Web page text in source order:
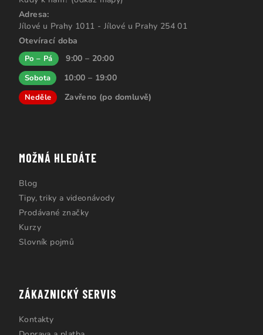
Adresa:
Jílové u Prahy 1011 - Jílové u Prahy 254 01
Otevírací doba
Po – Pá 9:00 – 20:00
Sobota 10:00 – 19:00
Neděle Zavřeno (po domluvě)
MOŽNÁ HLEDÁTE
Blog
Tipy, triky a videonávody
Prodávané značky
Kurzy
Slovník pojmů
ZÁKAZNICKÝ SERVIS
Kontakty